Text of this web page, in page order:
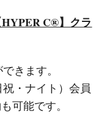
C®︎】クラ
きます。
・ナイト）会員
可能です。